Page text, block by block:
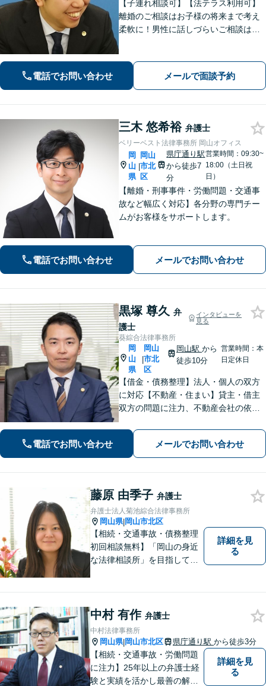
【子連れ相談可】【法テラス利用可】
離婚のご相談はお子様の将来まで考え
柔軟に！男性に話しづらいご相談は女
と連携してきめ細やかに対応【注力分
野初回相談無料】【WEB面談可】
電話でお問い合わせ メールで面談予約
三木 悠希裕 弁護士
ベリーベスト法律事務所 岡山オフィス
岡
山
県
|
岡山
市北
区
県庁通り駅
から徒歩7
分
営業時間：09:30~
18:00（土日祝
日）
【離婚・刑事事件・労働問題・交通事
故など幅広く対応】各分野の専門チー
ムがお客様をサポートします。
電話でお問い合わせ メールでお問い合わせ
黒塚 尊久 弁
護士
インタビューを
見る
葵綜合法律事務所
岡
山
県
|
岡山
市北
区
岡山駅 から
徒歩10分
営業時間：本
日定休日
【借金・債務整理】法人・個人の双方
に対応【不動産・住まい】貸主・借主
双方の問題に注力、不動産会社の依頼
通。その他労働事件もカバー【行政事
件】学校トラブル・いじめ問題に注力
【企業法務】予防法務・紛争対応お任
せください。
電話でお問い合わせ メールでお問い合わせ
藤原 由季子 弁護士
弁護士法人菊池綜合法律事務所
岡山県|岡山市北区
【相続・交通事故・債務整理
初回相談無料】「岡山の身近
な法律相談所」を目指してい
んなささいなことでも構いま
せん。お気軽にご相談くださ
い。【土曜日も受付可能】
【専用駐車場あり】
詳細を見
る
中村 有作 弁護士
中村法律事務所
岡山県|岡山市北区 県庁通り駅 から徒歩3分
【相続・交通事故・労働問題
に注力】25年以上の弁護士経
験と実績を活かし最善の解決
詳細を見
る